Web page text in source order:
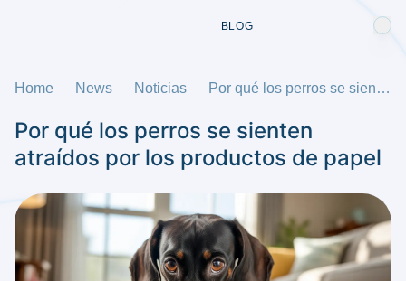
BLOG
Home News Noticias Por qué los perros se sienten atraídos por los productos de papel
Por qué los perros se sienten
atraídos por los productos de papel